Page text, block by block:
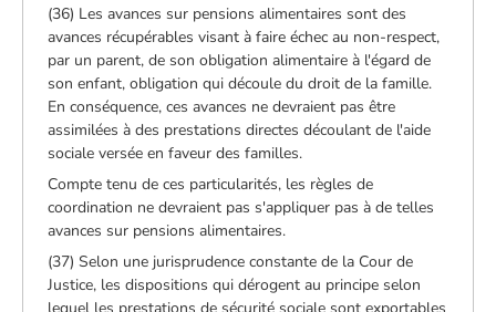
(36) Les avances sur pensions alimentaires sont des
avances récupérables visant à faire échec au non-respect,
par un parent, de son obligation alimentaire à l'égard de
son enfant, obligation qui découle du droit de la famille.
En conséquence, ces avances ne devraient pas être
assimilées à des prestations directes découlant de l'aide
sociale versée en faveur des familles.
Compte tenu de ces particularités, les règles de
coordination ne devraient pas s'appliquer pas à de telles
avances sur pensions alimentaires.
(37) Selon une jurisprudence constante de la Cour de
Justice, les dispositions qui dérogent au principe selon
lequel les prestations de sécurité sociale sont exportables